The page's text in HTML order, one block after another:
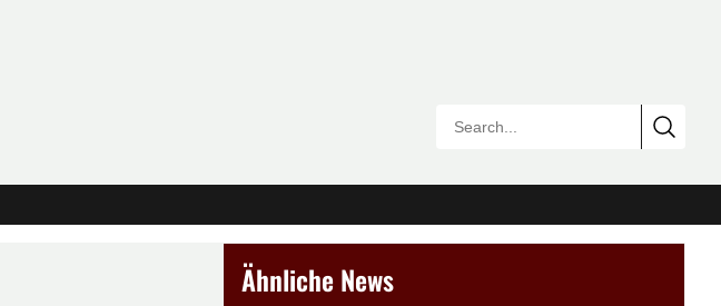
Ähnliche News